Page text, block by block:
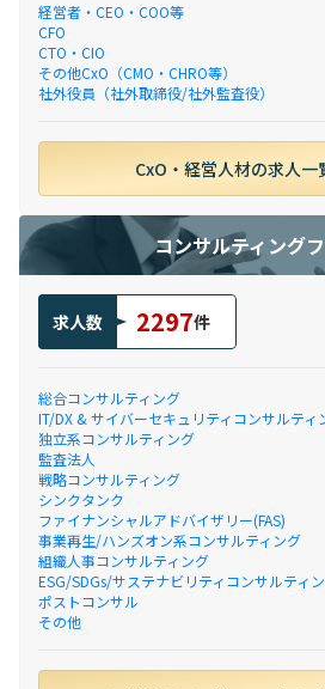
経営者・CEO・COO等
CFO
CTO・CIO
その他CxO（CMO・CHRO等）
社外役員（社外取締役/社外監査役）
CxO・経営人材の求人一
コンサルティング
求人数 2297件
総合コンサルティング
IT/DX & サイバーセキュリティコンサルティ
独立系コンサルティング
監査法人
戦略コンサルティング
シンクタンク
ファイナンシャルアドバイザリー(FAS)
事業再生/ハンズオン系コンサルティング
組織人事コンサルティング
ESG/SDGs/サステナビリティコンサルティ
ポストコンサル
その他